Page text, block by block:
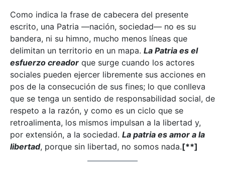
Como indica la frase de cabecera del presente
escrito, una Patria —nación, sociedad— no es su
bandera, ni su himno, mucho menos líneas que
delimitan un territorio en un mapa. La Patria es el
esfuerzo creador que surge cuando los actores
sociales pueden ejercer libremente sus acciones en
pos de la consecución de sus fines; lo que conlleva
que se tenga un sentido de responsabilidad social, de
respeto a la razón, y como es un ciclo que se
retroalimenta, los mismos impulsan a la libertad y,
por extensión, a la sociedad. La patria es amor a la
libertad, porque sin libertad, no somos nada.[**]